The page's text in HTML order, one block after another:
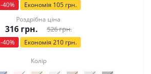
-40% Економія 105грн.
Роздрібна ціна
316 грн. 526грн.
-40% Економія 210грн.
Колір